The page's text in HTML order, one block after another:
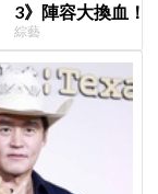
3》陣容大換血！
曝新成員為金善
綜藝